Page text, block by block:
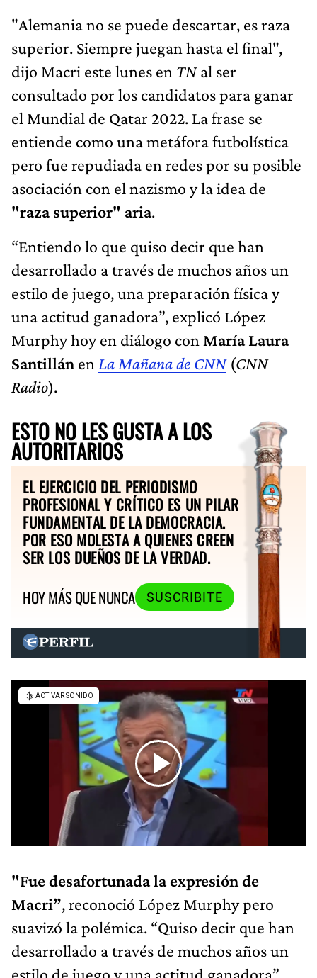
"Alemania no se puede descartar, es raza
superior. Siempre juegan hasta el final",
dijo Macri este lunes en TNal ser
consultado por los candidatos para ganar
el Mundial de Qatar 2022. La frase se
entiende como una metáfora futbolística
pero fue repudiada en redes por su posible
asociación con el nazismo y la idea de
"raza superior" aria.
“Entiendo lo que quiso decir que han
desarrollado a través de muchos años un
estilo de juego, una preparación física y
una actitud ganadora”, explicó López
Murphy hoy en diálogo con María Laura
Santillán en La Mañana de CNN(CNN
Radio).
ESTO NO LES GUSTA A LOS
AUTORITARIOS
EL EJERCICIO DEL PERIODISMO
PROFESIONAL Y CRÍTICO ES UN PILAR
FUNDAMENTAL DE LA DEMOCRACIA.
POR ESO MOLESTA A QUIENES CREEN
SER LOS DUEÑOS DE LA VERDAD.
HOY MÁS QUE NUNCA
SUSCRIBITE
"Fue desafortunada la expresión de
Macri”, reconoció López Murphy pero
suavizó la polémica. “Quiso decir que han
desarrollado a través de muchos años un
estilo de juego y una actitud ganadora”,